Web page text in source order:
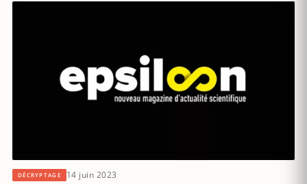
DÉCRYPTAGE 14 juin 2023